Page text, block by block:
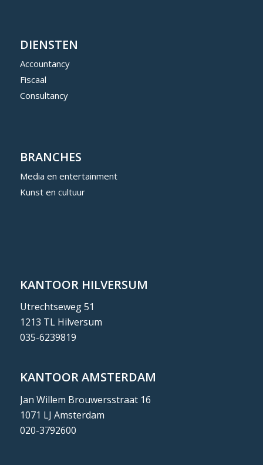
DIENSTEN
Accountancy
Fiscaal
Consultancy
BRANCHES
Media en entertainment
Kunst en cultuur
KANTOOR HILVERSUM
Utrechtseweg 51
1213 TL Hilversum
035-6239819
KANTOOR AMSTERDAM
Jan Willem Brouwersstraat 16
1071 LJ Amsterdam
020-3792600